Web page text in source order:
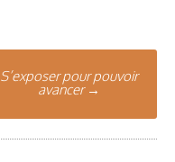
S’exposer pour pouvoir
avancer →